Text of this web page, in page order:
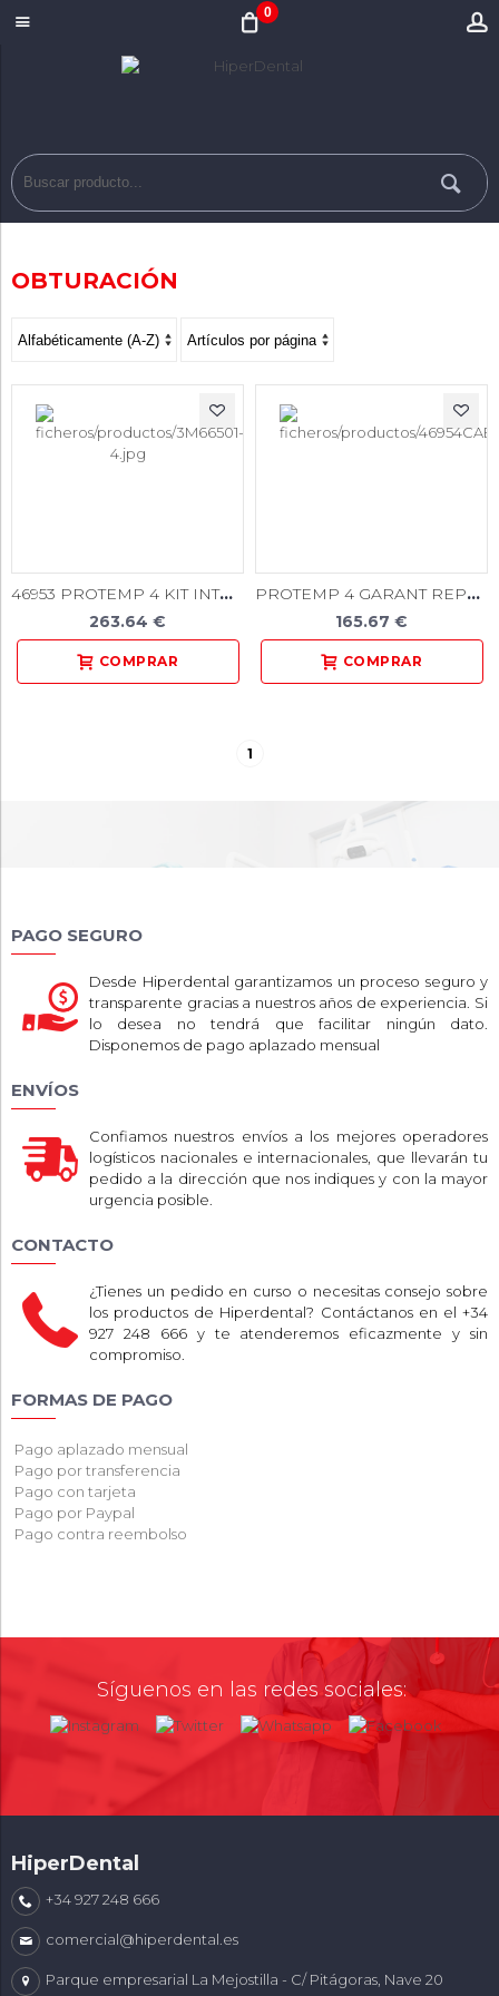
0
OBTURACIÓN
46953 PROTEMP 4 KIT INTRO A2
263.64 €
PROTEMP 4 GARANT REPOS. 50ml.
165.67 €
1
PAGO SEGURO
Desde Hiperdental garantizamos un proceso seguro y
transparente gracias a nuestros años de experiencia. Si
lo desea no tendrá que facilitar ningún dato.
Disponemos de pago aplazado mensual
ENVÍOS
Confiamos nuestros envíos a los mejores operadores
logísticos nacionales e internacionales, que llevarán tu
pedido a la dirección que nos indiques y con la mayor
urgencia posible.
CONTACTO
¿Tienes un pedido en curso o necesitas consejo sobre
los productos de Hiperdental? Contáctanos en el +34
927 248 666 y te atenderemos eficazmente y sin
compromiso.
FORMAS DE PAGO
Pago aplazado mensual
Pago por transferencia
Pago con tarjeta
Pago por Paypal
Pago contra reembolso
Síguenos en las redes sociales:
HiperDental
+34 927 248 666
comercial@hiperdental.es
Parque empresarial La Mejostilla - C/ Pitágoras, Nave 20